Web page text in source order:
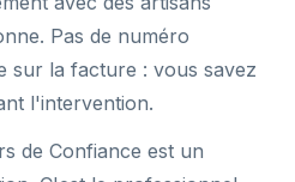
Pas de numéro
sur la facture : vous savez
l'intervention.
de Confiance est un